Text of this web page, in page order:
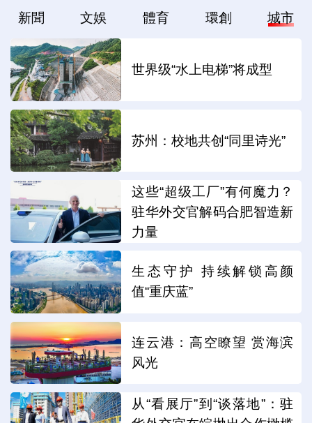
新聞 文娛 體育 環創 城市
世界级“水上电梯”将成型
苏州：校地共创“同里诗光”
这些“超级工厂”有何魔力？
驻华外交官解码合肥智造新
力量
生态守护 持续解锁高颜
值“重庆蓝”
连云港：高空瞭望 赏海滨
风光
从“看展厅”到“谈落地”：驻